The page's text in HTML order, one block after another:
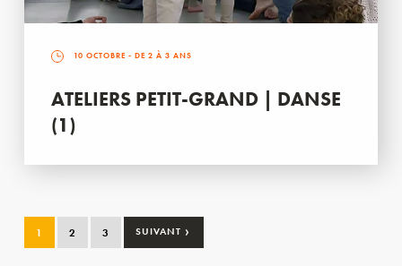
10 OCTOBRE - DE 2 À 3 ANS
ATELIERS PETIT-GRAND | DANSE
(1)
1 2 3 SUIVANT ›